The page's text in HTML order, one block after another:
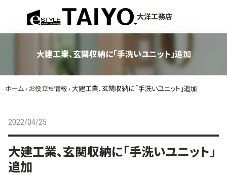
大洋工務店
大建工業、玄関収納に「手洗いユニット」追加
ホーム › お役立ち情報 › 大建工業、玄関収納に「手洗いユニット」追加
2022/04/25
大建工業、玄関収納に「手洗いユニット」
追加